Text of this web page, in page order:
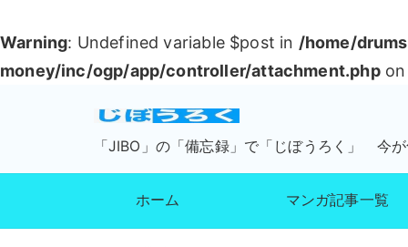
Warning: Undefined variable $post in /home/
money/inc/ogp/app/controller/attachment.phpon
「JIBO」の「備忘録」で「じぼうろく」 今
ホーム マンガ記事一覧